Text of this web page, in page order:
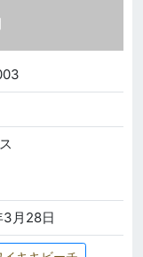
月28日